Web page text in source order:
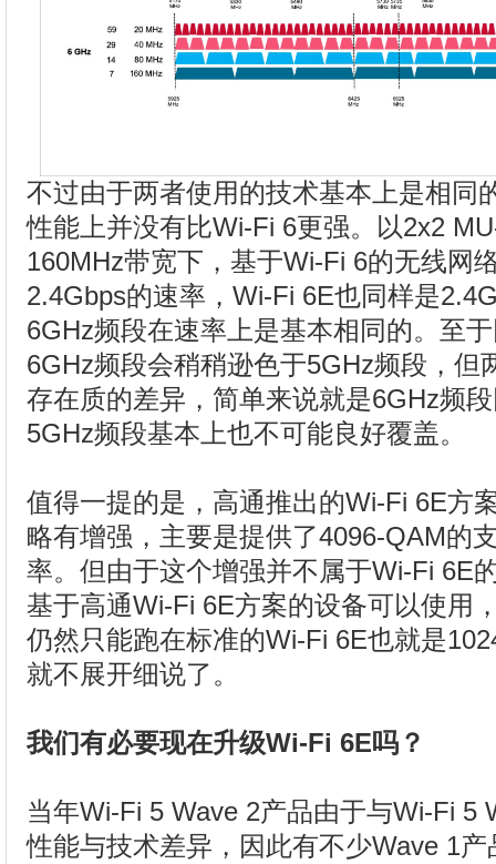
不过由于两者使用的技术基本上是相同
性能上并没有比Wi-Fi 6更强。以2x2
160MHz带宽下，基于Wi-Fi 6的无线网
2.4Gbps的速率，Wi-Fi 6E也同样是
6GHz频段在速率上是基本相同的。至
6GHz频段会稍稍逊色于5GHz频段，但
存在质的差异，简单来说就是6GHz频
5GHz频段基本上也不可能良好覆盖。
值得一提的是，高通推出的Wi-Fi 6E方
略有增强，主要是提供了4096-QAM的
率。但由于这个增强并不属于Wi-Fi 6E
基于高通Wi-Fi 6E方案的设备可以使用
仍然只能跑在标准的Wi-Fi 6E也就是
就不展开细说了。
我们有必要现在升级Wi-Fi 6E吗？
当年Wi-Fi 5 Wave 2产品由于与Wi-Fi 5
性能与技术差异，因此有不少Wave 1